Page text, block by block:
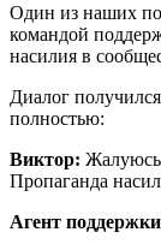
Один из наших
командой
насилия в
Диалог
полностью:
Виктор: Жалуюсь
Пропаганда
Агент